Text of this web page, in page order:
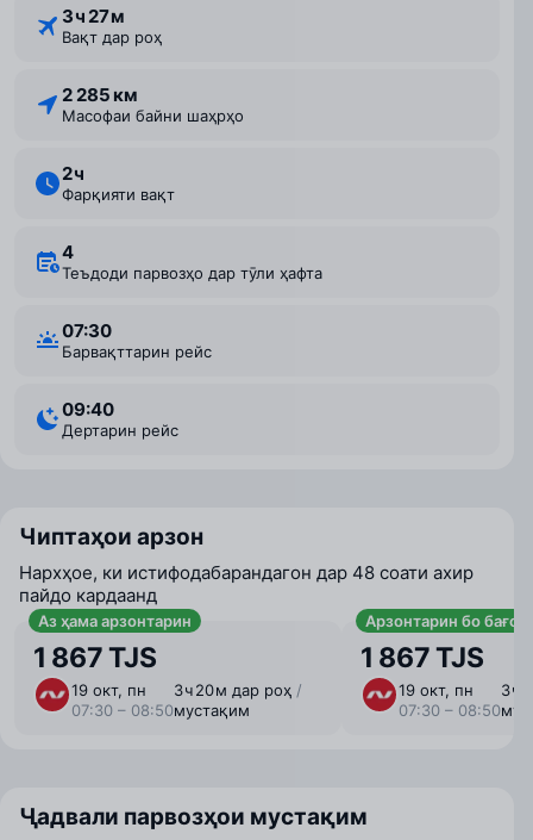
3 ⁠ч 27 ⁠м
Вақт дар роҳ
2 285 км
Масофаи байни шаҳрҳо
2 ⁠ч
Фарқияти вақт
4
Теъдоди парвозҳо дар тӯли ҳафта
07:30
Барвақттарин рейс
09:40
Дертарин рейс
Чиптаҳои арзон
Нархҳое, ки истифодабарандагон дар 48 соати ахир
пайдо кардаанд
Аз ҳама арзонтарин
1 867 TJS
19 окт, пн
07:30 – 08:50
3 ⁠ч 20 ⁠м дар роҳ /
мустақим
Арзонтарин бо бағоҷ
1 867 TJS
19 окт, пн
07:30 – 08:50
3 ⁠ч
Ҷадвали парвозҳои мустақим